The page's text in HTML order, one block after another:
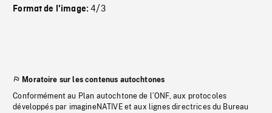
Format de l'image:4/3
Moratoire sur les contenus autochtones
Conformément au Plan autochtone de l’ONF, aux protocoles
développés par imagineNATIVE et aux lignes directrices du Bureau